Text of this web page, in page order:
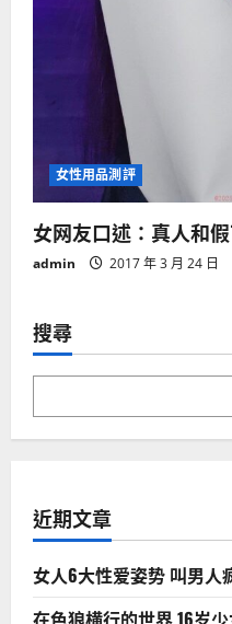
女性用品測評
女网友口述：真人和
admin 2017 年 3 月 24 日
搜尋
近期文章
女人6大性爱姿势 叫男人
在色狼横行的世界 16岁